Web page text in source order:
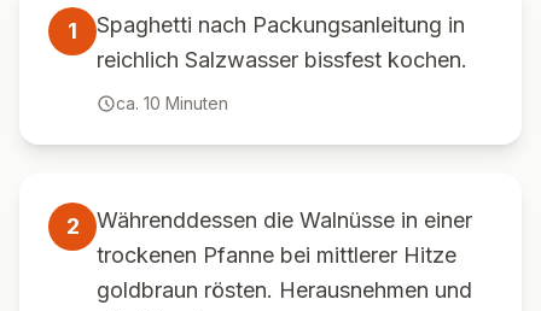
1
Spaghetti nach Packungsanleitung in
reichlich Salzwasser bissfest kochen.
ca. 10 Minuten
2
Währenddessen die Walnüsse in einer
trockenen Pfanne bei mittlerer Hitze
goldbraun rösten. Herausnehmen und